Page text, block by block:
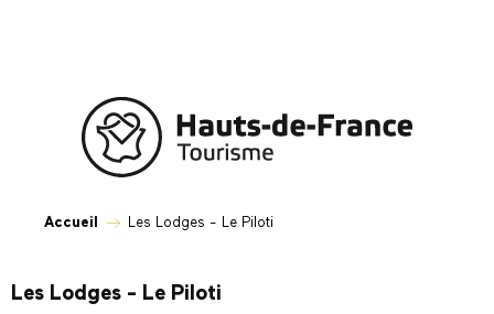
Accueil Les Lodges - Le Piloti
Les Lodges - Le Piloti